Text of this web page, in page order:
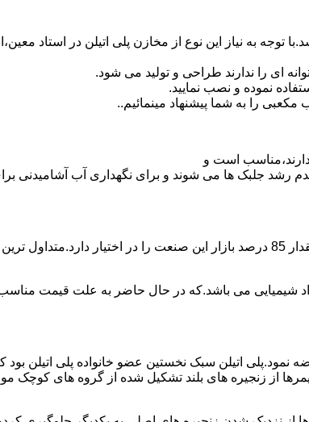
ایده نوآوران می باشد.با توجه به نیاز این نوع از مخازن پلی اتیلن
ای را ندارند طراحی و تولید می شود.
نموده و نصب نمایید.
را به شما پیشنهاد مینمائیم..
است و
عدم رشد جلبک ها می شوند و برای نگهداری آب آشامیدنی
پلی اتیلن پرمصرف ترین ماده پلیمری که در صنعت قالب گیری دورانی از آن استفاده می شود و مقدار 85
شیمیایی می باشد.که در حال حاضر به علت قیمت
پودر پلی اتیلن سبک را با دانه بندی 500 میکرون به بازار عرضه نمود.پلی اتیلن سبک
از زنجیره های بلند تشکیل شده از گروه های کوچک